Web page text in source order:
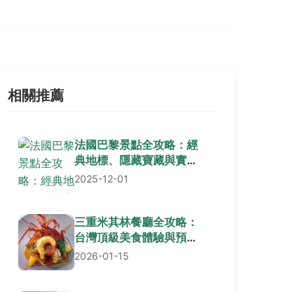
相關推薦
法國巴黎景點全攻略：經
典地標、隱藏寶藏與實用
貼士一次掌握
2025-12-01
三重米其林餐廳全攻略：
台灣頂級美食體驗與預訂
秘訣
2026-01-15